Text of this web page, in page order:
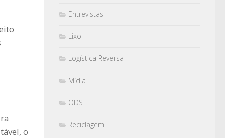
o
Entrevistas
Lixo
Logística Reversa
Mídia
ODS
Reciclagem